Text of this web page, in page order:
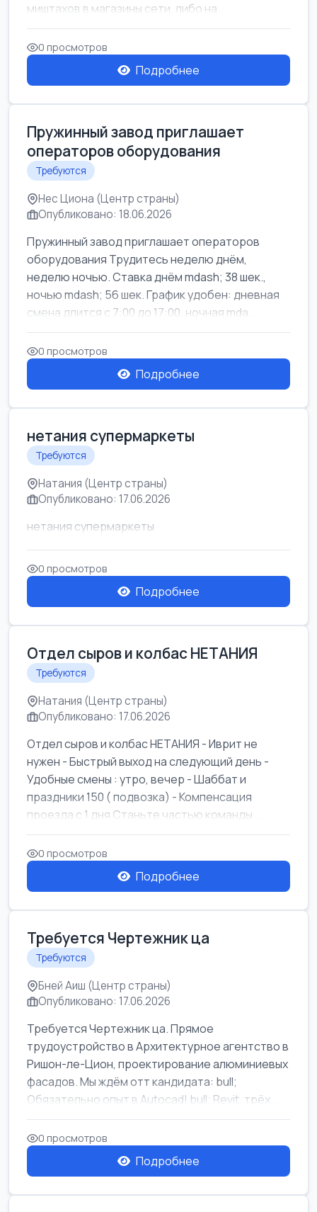
миштахов в магазины сети, либо на...
0 просмотров
Подробнее
Пружинный завод приглашает
операторов оборудования
Требуются
Нес Циона (Центр страны)
Опубликовано: 18.06.2026
Пружинный завод приглашает операторов
оборудования Трудитесь неделю днём,
неделю ночью. Ставка днём mdash; 38 шек.,
ночью mdash; 56 шек. График удобен: дневная
смена длится с 7:00 до 17:00, ночная mda...
0 просмотров
Подробнее
нетания супермаркеты
Требуются
Натания (Центр страны)
Опубликовано: 17.06.2026
нетания супермаркеты
0 просмотров
Подробнее
Отдел сыров и колбас НЕТАНИЯ
Требуются
Натания (Центр страны)
Опубликовано: 17.06.2026
Отдел сыров и колбас НЕТАНИЯ - Иврит не
нужен - Быстрый выход на следующий день -
Удобные смены : утро, вечер - Шаббат и
праздники 150 ( подвозка) - Компенсация
проезда с 1 дня Станьте частью команды ...
0 просмотров
Подробнее
Требуется Чертежник ца
Требуются
Бней Аиш (Центр страны)
Опубликовано: 17.06.2026
Требуется Чертежник ца. Прямое
трудоустройство в Архитектурное агентство в
Ришон-ле-Цион, проектирование алюминиевых
фасадов. Мы ждём отт кандидата: bull;
Обязательно опыт в Autocad! bull; Revit, трёх...
0 просмотров
Подробнее